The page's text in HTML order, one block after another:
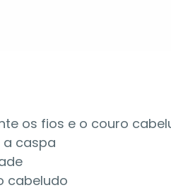
os fios e o couro
a caspa
cabeludo